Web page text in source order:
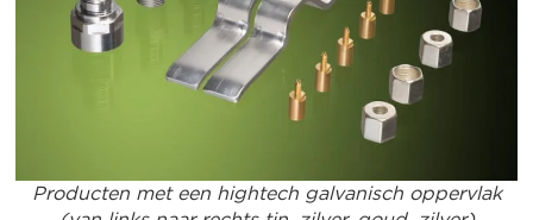
Producten met een hightech galvanisch oppervlak